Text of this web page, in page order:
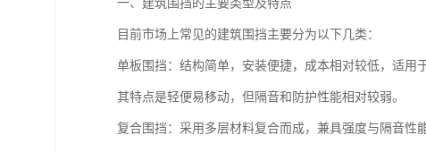
一、建筑围挡的主要类型及特点
目前市场上常见的建筑围挡主要分为以下几类：
单板围挡：结构简单，安装便捷，成本相对较低，适用
其特点是轻便易移动，但隔音和防护性能相对较弱。
复合围挡：采用多层材料复合而成，兼具强度与隔音性能